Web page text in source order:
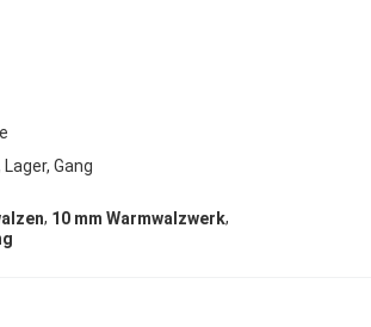
Lager, Gang
, 10 mm Warmwalzwerk,